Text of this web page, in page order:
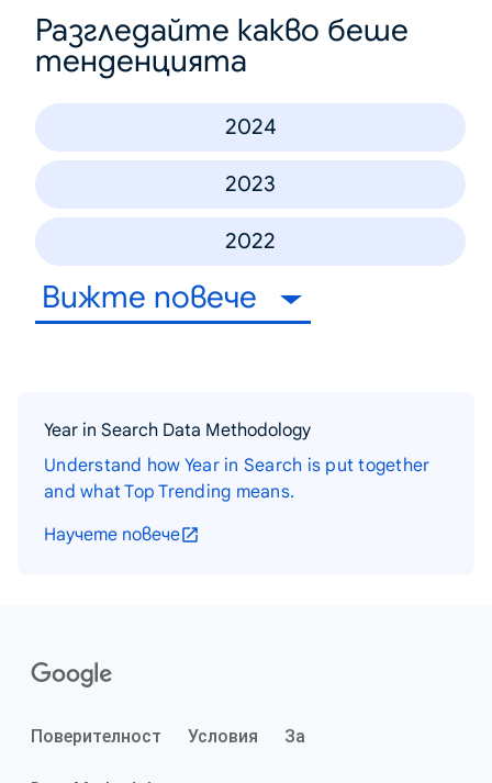
Разгледайте какво беше
тенденцията
2024
2023
2022
Вижте повече
Year in Search Data Methodology
Understand how Year in Search is put together
and what Top Trending means.
Научете повече
Поверителност Условия За